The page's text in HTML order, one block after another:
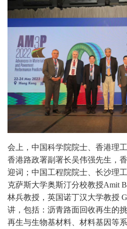
会上，中国科学院院士、 香港理
香港路政署副署长吴伟强先生 ，
迎词；中国工程院院士、长沙理
克萨斯大学奥斯汀分校教授Amit
林兵教授，英国诺丁汉大学教授
讲 ， 包括： 沥青路面回收再生的
再生与生物基材料、材料基因等